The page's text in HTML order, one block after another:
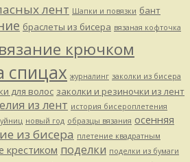
лент Шапки и повязки бант
браслеты из бисера вязаная кофточка
вязание крючком
спицах журналинг заколки из бисера
для волос заколки и резиночки из лент
из лент история бисероплетения
новый год образцы вязания осенняя
из бисера плетение квадратным
крестиком поделки поделки из бумаги